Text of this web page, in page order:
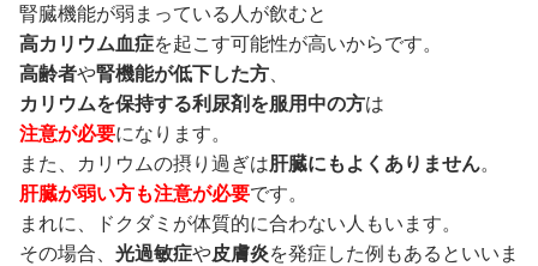
腎臓機能が弱まっている人が飲むと
高カリウム血症を起こす可能性が高いからです。
高齢者や腎機能が低下した方、
カリウムを保持する利尿剤を服用中の方は
注意が必要になります。
また、カリウムの摂り過ぎは肝臓にもよくありません。
肝臓が弱い方も注意が必要です。
まれに、ドクダミが体質的に合わない人もいます。
その場合、 光過敏症や皮膚炎を発症した例もあるといいま